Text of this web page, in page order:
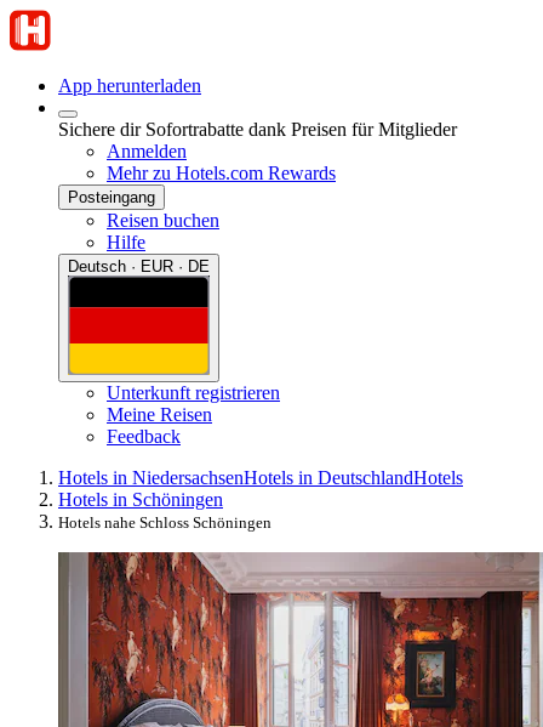
App herunterladen
Sichere dir Sofortrabatte dank Preisen für Mitglieder
Anmelden
Mehr zu Hotels.com Rewards
Posteingang
Reisen buchen
Hilfe
Deutsch · EUR · DE
Unterkunft registrieren
Meine Reisen
Feedback
Hotels in NiedersachsenHotels in DeutschlandHotels
Hotels in Schöningen
Hotels nahe Schloss Schöningen